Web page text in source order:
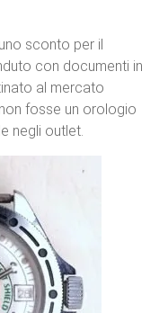
sconto per il
con documenti in
al mercato
fosse un orologio
negli outlet.